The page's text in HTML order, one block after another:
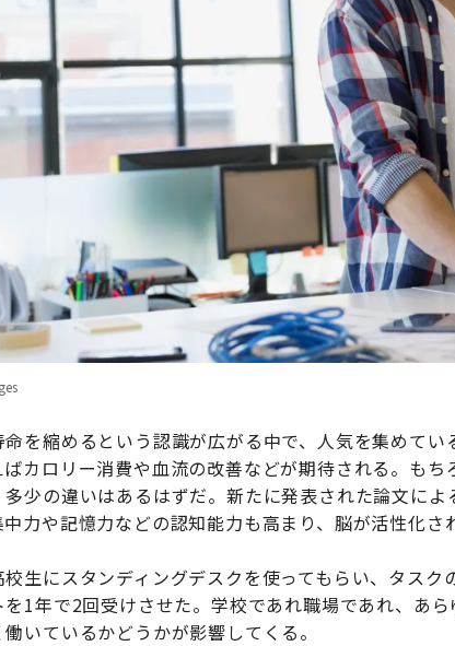
を縮めるという認識が広がる中で、人気を集めてい
カロリー消費や血流の改善などが期待される。も
少の違いはあるはずだ。新たに発表された論文に
力や記憶力などの認知能力も高まり、脳が活性化さ
生にスタンディングデスクを使ってもらい、タス
を1年で2回受けさせた。学校であれ職場であれ、あ
いているかどうかが影響してくる。